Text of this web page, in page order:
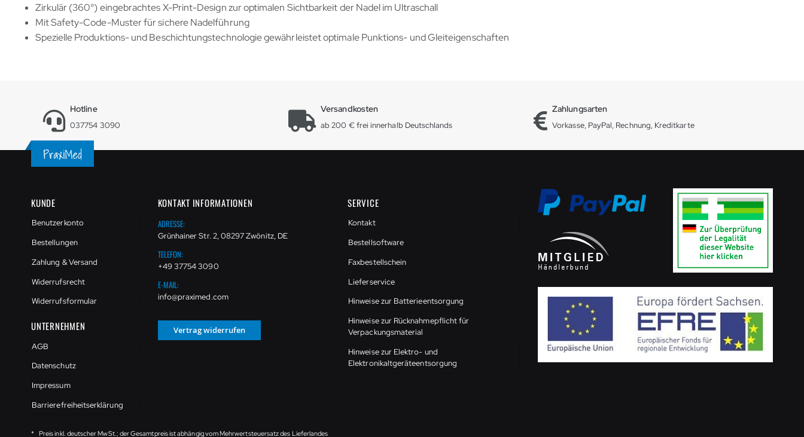
Zirkulär (360°) eingebrachtes X-Print-Design zur optimalen Sichtbarkeit der Nadel im Ultraschall
Mit Safety-Code-Muster für sichere Nadelführung
Spezielle Produktions- und Beschichtungstechnologie gewährleistet optimale Punktions- und Gleiteigenschaften
Hotline
037754 3090
Versandkosten
ab 200 € frei innerhalb Deutschlands
Zahlungsarten
Vorkasse, PayPal, Rechnung, Kreditkarte
KUNDE
Benutzerkonto
Bestellungen
Zahlung & Versand
Widerrufsrecht
Widerrufsformular
UNTERNEHMEN
AGB
Datenschutz
Impressum
Barrierefreiheitserklärung
KONTAKT INFORMATIONEN
ADRESSE:
Grünhainer Str. 2, 08297 Zwönitz, DE
TELEFON:
+49 37754 3090
E-MAIL:
info@praximed.com
Vertrag widerrufen
SERVICE
Kontakt
Bestellsoftware
Faxbestellschein
Lieferservice
Hinweise zur Batterieentsorgung
Hinweise zur Rücknahmepflicht für
Verpackungsmaterial
Hinweise zur Elektro- und
Elektronikaltgeräteentsorgung
* Preis inkl. deutscher MwSt.; der Gesamtpreis ist abhängig vom Mehrwertsteuersatz des Lieferlandes